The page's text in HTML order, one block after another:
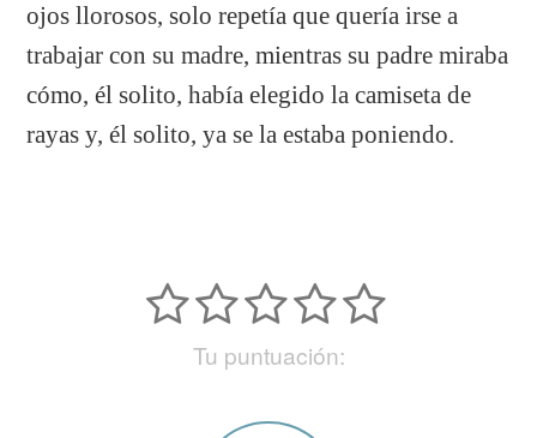
ojos llorosos, solo repetía que quería irse a
trabajar con su madre, mientras su padre miraba
cómo, él solito, había elegido la camiseta de
rayas y, él solito, ya se la estaba poniendo.
Tu puntuación: